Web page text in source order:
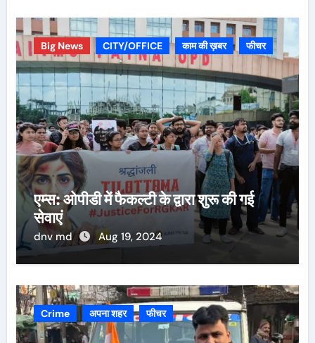
Big News CITY/OFFICE काम की ख़बर फीचर
एम्स: ओपीडी में फैकल्टी के द्वारा शुरू की गई
सेवाएं
dnv md Aug 19, 2024
Crime अपना शहर फीचर